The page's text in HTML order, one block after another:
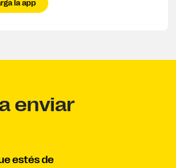
la app​
enviar
estés de